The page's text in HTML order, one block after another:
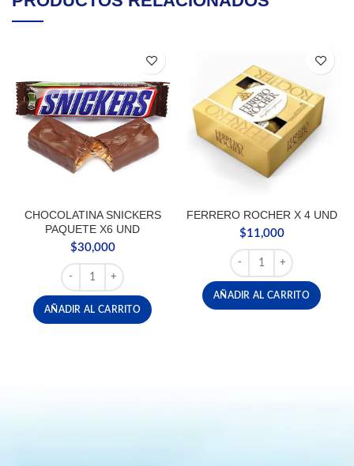
CHOCOLATINA SNICKERS
PAQUETE X6 UND
$30,000
CHOCOLATINA SNICKERS PAQUETE X6 UND cantidad
AÑADIR AL CARRITO
FERRERO ROCHER X 4 UND
$11,000
FERRERO ROCHER X
AÑADIR AL CARRITO